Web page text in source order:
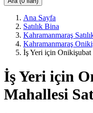
Ana Sayfa
Satılık Bina
Kahramanmaraş
Kahramanmaraş
İş Yeri için Onikişubat
İş Yeri için
Mahallesi